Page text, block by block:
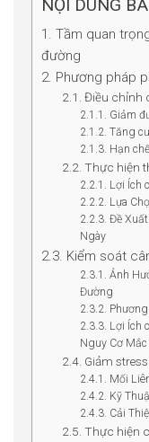
NỘI DUNG
1. Tầm quan
đường
2. Phương pháp
2.1. Điều chỉnh
2.1.1. Giảm
2.1.2. Tăng
2.1.3. Hạn
2.2. Thực hiện
2.2.1. Lợi Ích
2.2.2. Lựa
2.2.3. Đề
Ngày
2.3. Kiểm soát
2.3.1. Ảnh
Đường
2.3.2.
2.3.3. Lợi Ích
Nguy Cơ
2.4. Giảm
2.4.1. Mối
2.4.2. Kỹ
2.4.3. Cải
2.5. Thực hiện